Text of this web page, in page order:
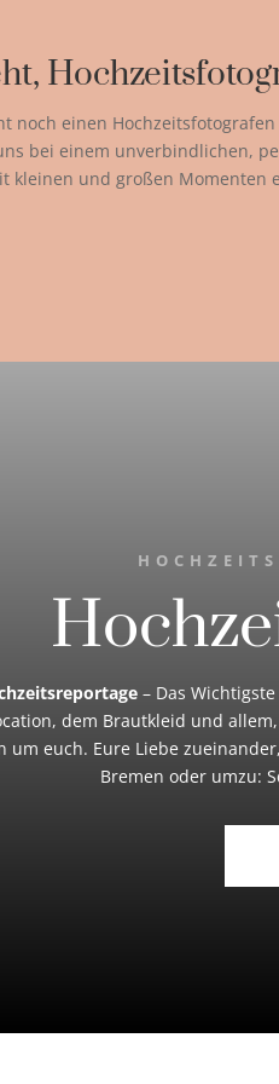
noch einen
bei einem unverbindlichen,
kleinen und großen Momenten
– Das
dem Brautkleid und
um euch. Eure Liebe
Bremen oder umzu: